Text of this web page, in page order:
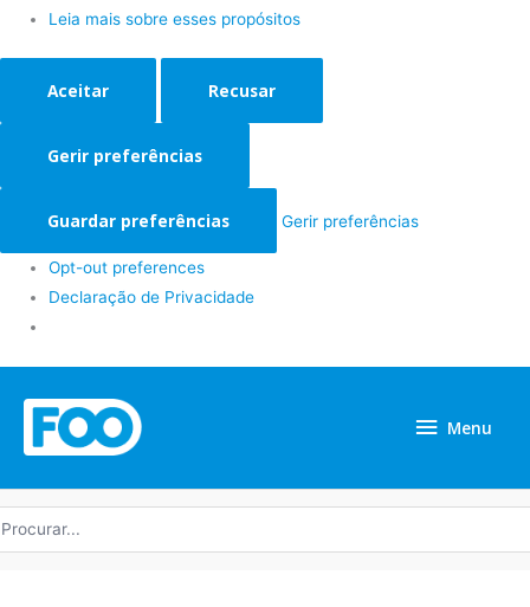
Leia mais sobre esses propósitos
Aceitar Recusar
Gerir preferências
Guardar preferências Gerir preferências
Opt-out preferences
Declaração de Privacidade
Menu